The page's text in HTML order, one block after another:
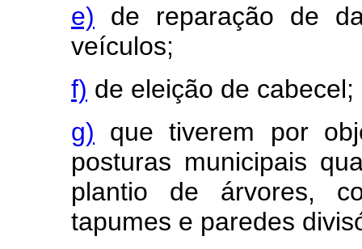
e) de reparação de
veículos;
f) de eleição de cabecel;
g) que tiverem por
posturas municipais
plantio de árvores,
tapumes e paredes